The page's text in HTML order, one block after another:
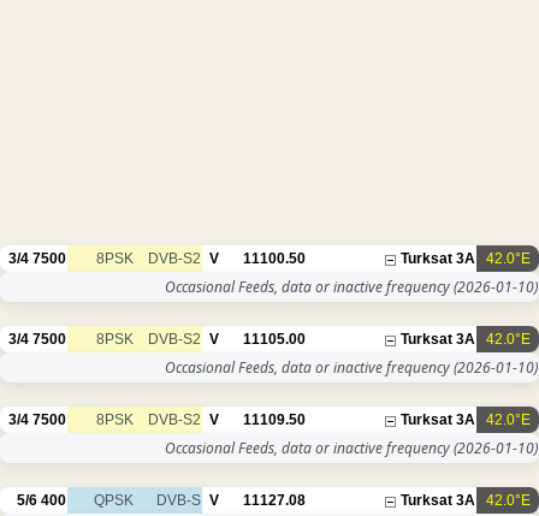
42.0°E
Turksat 3A
11100.50
V
DVB-S2
8PSK
7500
3/4
Occasional Feeds, data or inactive frequency(2026-01-10)
42.0°E
Turksat 3A
11105.00
V
DVB-S2
8PSK
7500
3/4
Occasional Feeds, data or inactive frequency(2026-01-10)
42.0°E
Turksat 3A
11109.50
V
DVB-S2
8PSK
7500
3/4
Occasional Feeds, data or inactive frequency(2026-01-10)
42.0°E
Turksat 3A
11127.08
V
DVB-S
QPSK
400
5/6